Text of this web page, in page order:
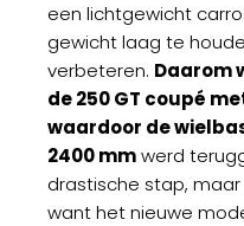
een lichtgewicht
gewicht laag te
verbeteren. Daarom
de 250 GT coupé
waardoor de
2400 mmwerd
drastische stap,
want het nieuwe